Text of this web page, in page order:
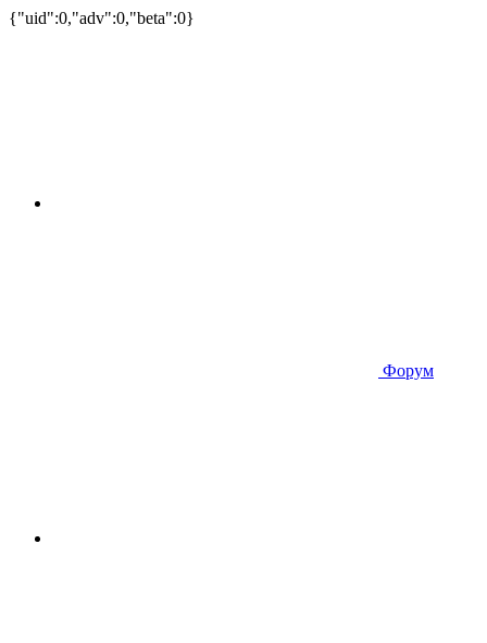
{"uid":0,"adv":0,"beta":0}
Форум